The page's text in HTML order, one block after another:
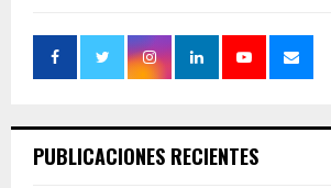
PUBLICACIONES RECIENTES